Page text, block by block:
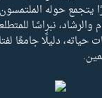
يتجمع حوله
نبراسًا
دليلًا جامعًا